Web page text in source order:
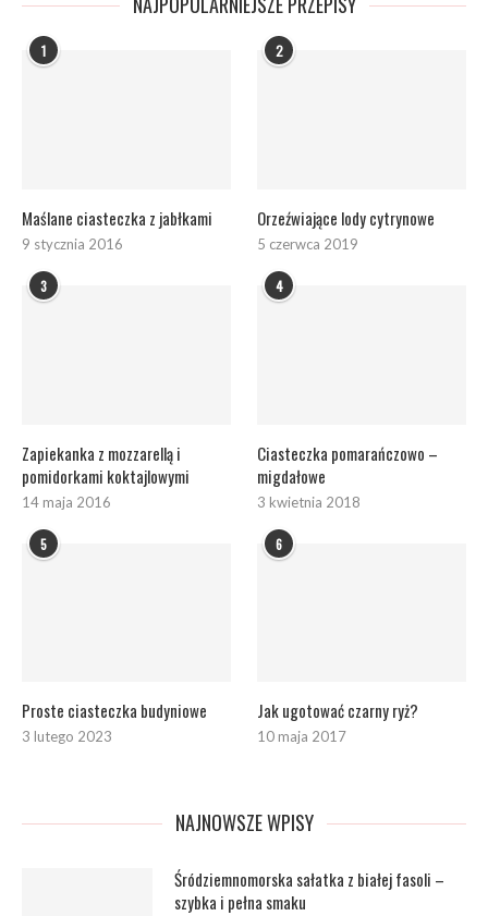
1
Maślane ciasteczka z jabłkami
9 stycznia 2016
2
Orzeźwiające lody cytrynowe
5 czerwca 2019
3
Zapiekanka z mozzarellą i
pomidorkami koktajlowymi
14 maja 2016
4
Ciasteczka pomarańczowo –
migdałowe
3 kwietnia 2018
5
Proste ciasteczka budyniowe
3 lutego 2023
6
Jak ugotować czarny ryż?
10 maja 2017
NAJNOWSZE WPISY
Śródziemnomorska sałatka z białej fasoli –
szybka i pełna smaku